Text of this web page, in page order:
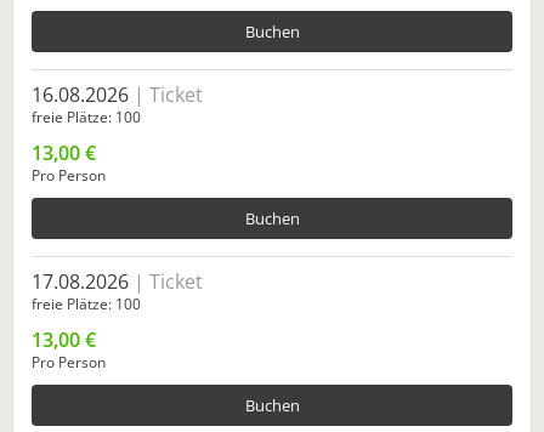
Buchen
16.08.2026 Ticket
freie Plätze 100
13,00 €
Pro Person
Buchen
17.08.2026 Ticket
freie Plätze 100
13,00 €
Pro Person
Buchen